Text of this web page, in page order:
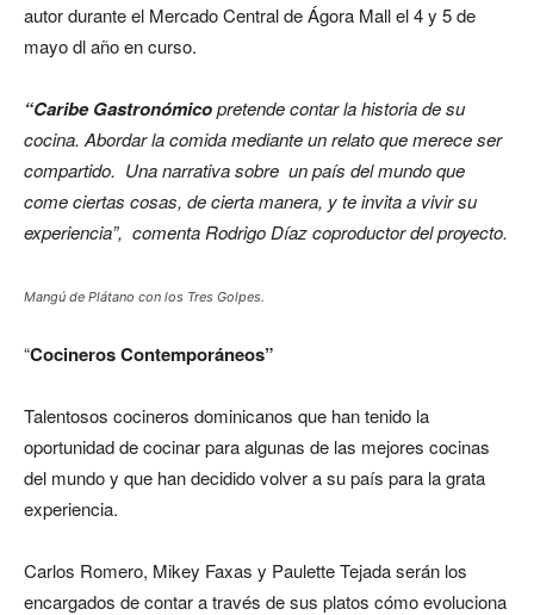
autor durante el Mercado Central de Ágora Mall el 4 y 5 de
mayo dl año en curso.
“Caribe Gastronómicopretende contar la historia de su
cocina. Abordar la comida mediante un relato que merece ser
compartido. Una narrativa sobre un país del mundo que
come ciertas cosas, de cierta manera, y te invita a vivir su
experiencia”, comenta Rodrigo Díaz coproductor del proyecto.
Mangú de Plátano con los Tres Golpes.
“Cocineros Contemporáneos”
Talentosos cocineros dominicanos que han tenido la
oportunidad de cocinar para algunas de las mejores cocinas
del mundo y que han decidido volver a su país para la grata
experiencia.
Carlos Romero, Mikey Faxas y Paulette Tejada serán los
encargados de contar a través de sus platos cómo evoluciona